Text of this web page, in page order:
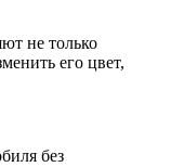
не только
его цвет,
без